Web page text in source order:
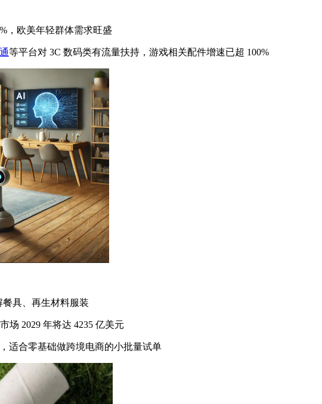
，欧美年轻群体需求旺盛
等平台对 3C 数码类有流量扶持，游戏相关配件增速已超 100%
具、再生材料服装
场 2029 年将达 4235 亿美元
适合零基础做跨境电商的小批量试单